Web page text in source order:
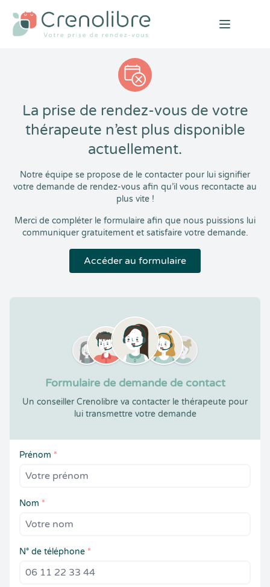
Open
La prise de rendez-vous de votre
thérapeute n’est plus disponible
actuellement.
Notre équipe se propose de le contacter pour lui signifier
votre demande de rendez-vous afin qu’il vous recontacte au
plus vite !
Merci de compléter le formulaire afin que nous puissions lui
communiquer gratuitement et satisfaire votre demande.
Accéder au formulaire
Formulaire de demande de contact
Un conseiller Crenolibre va contacter le thérapeute pour
lui transmettre votre demande
Prénom *
Nom *
N° de téléphone *